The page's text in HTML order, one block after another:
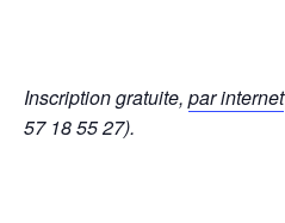
Inscription gratuite, par internet
57 18 55 27).